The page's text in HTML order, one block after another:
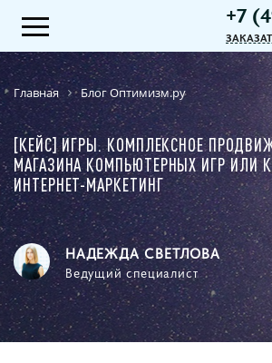
+7
Главная Блог Оптимизм.ру
[КЕЙС] ИГРЫ. КОМПЛЕКСНОЕ
МАГАЗИНА КОМПЬЮТЕРНЫХ ИГР ИЛИ
ИНТЕРНЕТ-МАРКЕТИНГ
НАДЕЖДА СВЕТЛОВА
Ведущий специалист